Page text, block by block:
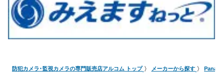
防犯カメラ･監視カメラの専門販売店アルコム トップ メーカーから探す